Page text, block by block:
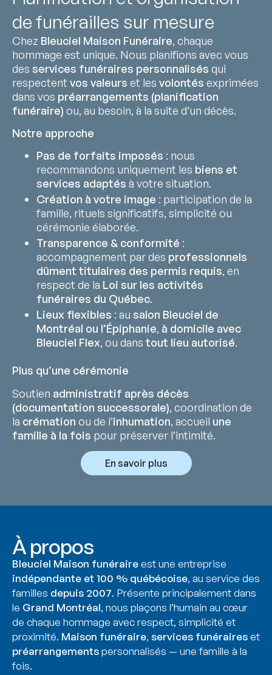
de funérailles sur mesure
Chez Bleuciel Maison Funéraire, chaque
hommage est unique. Nous planifions avec vous
des services funéraires personnalisés qui
respectent vos valeurs et les volontés exprimées
dans vos préarrangements (planification
funéraire) ou, au besoin, à la suite d’un décès.
Notre approche
Pas de forfaits imposés : nous
recommandons uniquement les biens et
services adaptés à votre situation.
Création à votre image : participation de la
famille, rituels significatifs, simplicité ou
cérémonie élaborée.
Transparence & conformité :
accompagnement par des professionnels
dûment titulaires des permis requis, en
respect de la Loi sur les activités
funéraires du Québec.
Lieux flexibles : au salon Bleuciel de
Montréal ou l’Épiphanie, à domicile avec
Bleuciel Flex, ou dans tout lieu autorisé.
Plus qu’une cérémonie
Soutien administratif après décès
(documentation successorale), coordination de
la crémation ou de l’inhumation, accueil une
famille à la fois pour préserver l’intimité.
En savoir plus
À propos
Bleuciel Maison funéraireest une entreprise
indépendante et 100 % québécoise, au service des
familles depuis 2007. Présente principalement dans
le Grand Montréal, nous plaçons l’humain au cœur
de chaque hommage avec respect, simplicité et
proximité. Maison funéraire, services funéraireset
préarrangementspersonnalisés — une famille à la
fois.